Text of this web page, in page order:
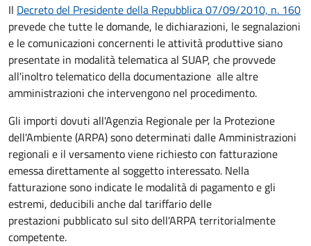
Il Decreto del Presidente della Repubblica 07/09/2010, n. 160
prevede che tutte le domande, le dichiarazioni, le segnalazioni
e le comunicazioni concernenti le attività produttive siano
presentate in modalità telematica al SUAP, che provvede
all'inoltro telematico della documentazione alle altre
amministrazioni che intervengono nel procedimento.
Gli importi dovuti all'Agenzia Regionale per la Protezione
dell'Ambiente (ARPA) sono determinati dalle Amministrazioni
regionali e il versamento viene richiesto con fatturazione
emessa direttamente al soggetto interessato. Nella
fatturazione sono indicate le modalità di pagamento e gli
estremi, deducibili anche dal tariffario delle
prestazioni pubblicato sul sito dell'ARPA territorialmente
competente.